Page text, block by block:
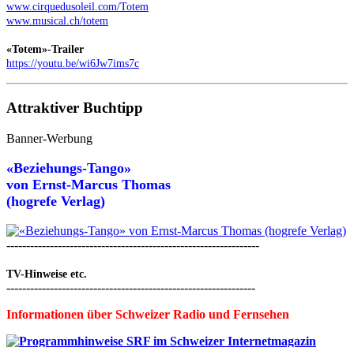
www.cirquedusoleil.com/Totem
www.musical.ch/totem
«Totem»-Trailer
https://youtu.be/wi6Jw7ims7c
Attraktiver Buchtipp
Banner-Werbung
«Beziehungs-Tango»
von Ernst-Marcus Thomas
(hogrefe Verlag)
----------------------------------------------------------------
TV-Hinweise etc.
---------------------------------------------------------------
Informationen über Schweizer Radio und Fernsehen